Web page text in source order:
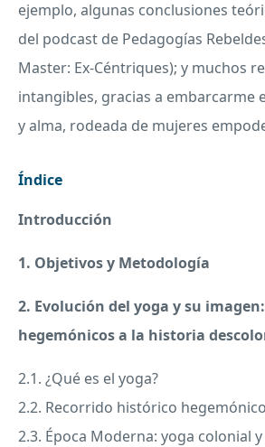
ejemplo, algunas conclusiones
del podcast de Pedagogías
Master: Ex-Céntriques); y muchos
intangibles, gracias a embarcarme
y alma, rodeada de mujeres
Índice
Introducción
1. Objetivos y Metodología
2. Evolución del yoga y su
hegemónicos a la historia
2.1. ¿Qué es el yoga?
2.2. Recorrido histórico hegemónico
2.3. Época Moderna: yoga colonial